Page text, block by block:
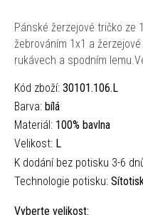
Pánské žerzejové tričko ze
žebrováním 1x1 a
rukávech a spodním
Kód zboží: 30101.106.L
Barva: bílá
Materiál: 100% bavlna
Velikost: L
K dodání bez potisku 3-6
Technologie potisku:
Vyberte velikost: